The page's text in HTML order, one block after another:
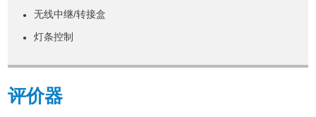
● 无线中继/转接盒
● 灯条控制
评价器